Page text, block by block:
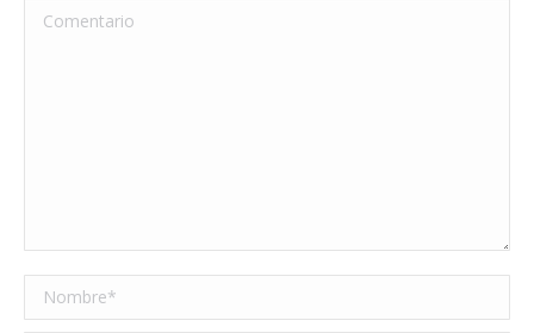
Comentario
Nombre *